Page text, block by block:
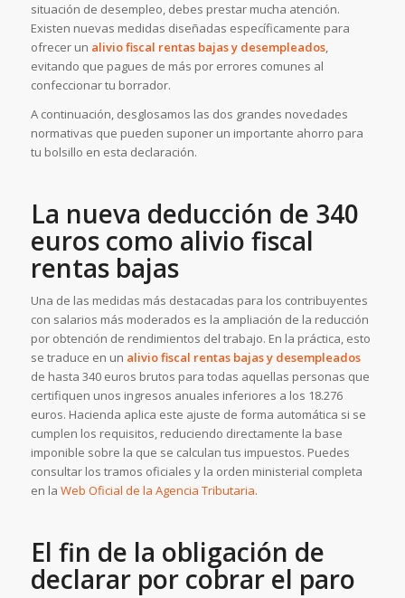
situación de desempleo, debes prestar mucha atención.
Existen nuevas medidas diseñadas específicamente para
ofrecer un alivio fiscal rentas bajas y desempleados,
evitando que pagues de más por errores comunes al
confeccionar tu borrador.
A continuación, desglosamos las dos grandes novedades
normativas que pueden suponer un importante ahorro para
tu bolsillo en esta declaración.
La nueva deducción de 340
euros como alivio fiscal
rentas bajas
Una de las medidas más destacadas para los contribuyentes
con salarios más moderados es la ampliación de la reducción
por obtención de rendimientos del trabajo. En la práctica, esto
se traduce en un alivio fiscal rentas bajas y desempleados
de hasta 340 euros brutos para todas aquellas personas que
certifiquen unos ingresos anuales inferiores a los 18.276
euros. Hacienda aplica este ajuste de forma automática si se
cumplen los requisitos, reduciendo directamente la base
imponible sobre la que se calculan tus impuestos. Puedes
consultar los tramos oficiales y la orden ministerial completa
en la Web Oficial de la Agencia Tributaria.
El fin de la obligación de
declarar por cobrar el paro